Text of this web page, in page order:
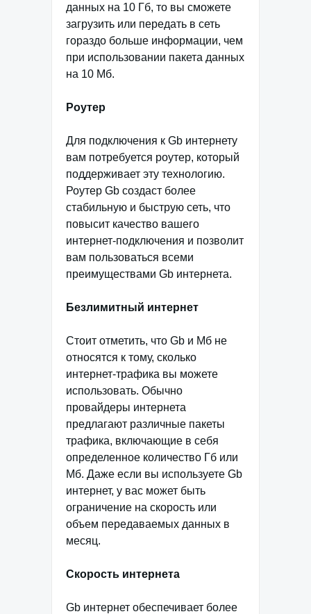
данных на 10 Гб, то вы сможете
загрузить или передать в сеть
гораздо больше информации, чем
при использовании пакета данных
на 10 Мб.
Роутер
Для подключения к Gb интернету
вам потребуется роутер, который
поддерживает эту технологию.
Роутер Gb создаст более
стабильную и быструю сеть, что
повысит качество вашего
интернет-подключения и позволит
вам пользоваться всеми
преимуществами Gb интернета.
Безлимитный интернет
Стоит отметить, что Gb и Мб не
относятся к тому, сколько
интернет-трафика вы можете
использовать. Обычно
провайдеры интернета
предлагают различные пакеты
трафика, включающие в себя
определенное количество Гб или
Мб. Даже если вы используете Gb
интернет, у вас может быть
ограничение на скорость или
объем передаваемых данных в
месяц.
Скорость интернета
Gb интернет обеспечивает более